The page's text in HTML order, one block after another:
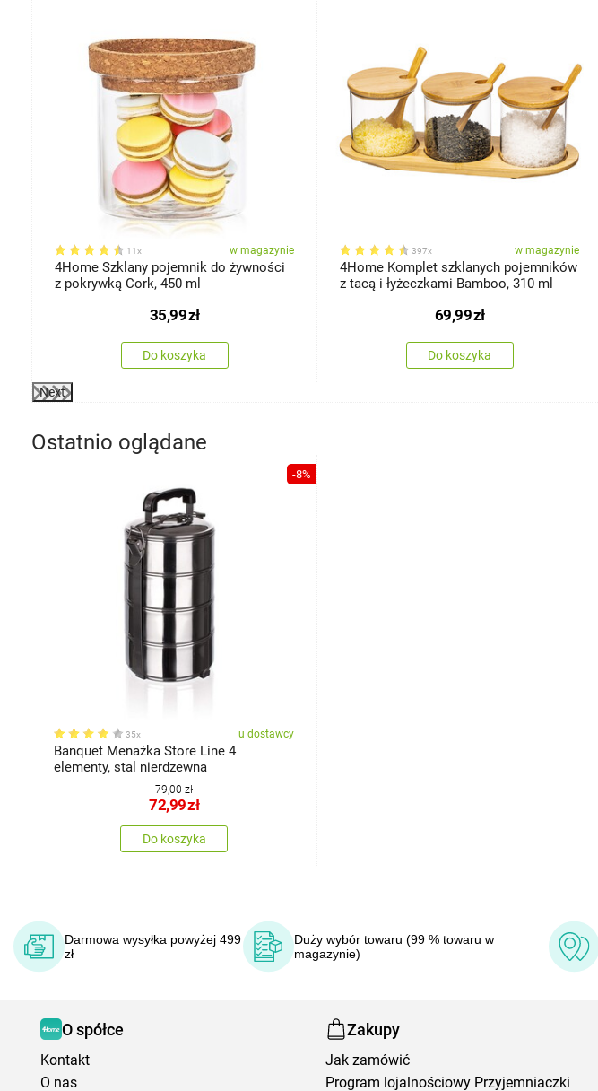
11x w magazynie
4Home Szklany pojemnik do żywności
z pokrywką Cork, 450 ml
35,99zł
Do koszyka
397x w magazynie
4Home Komplet szklanych pojemników
z tacą i łyżeczkami Bamboo, 310 ml
69,99zł
Do koszyka
Next
Ostatnio oglądane
-8%
35x u dostawcy
Banquet Menażka Store Line 4
elementy, stal nierdzewna
79,00 zł
72,99zł
Do koszyka
Darmowa wysyłka powyżej 499
zł
Duży wybór towaru (99 % towaru w
magazynie)
O spółce
Kontakt
O nas
Zakupy
Jak zamówić
Program lojalnościowy Przyjemniaczki